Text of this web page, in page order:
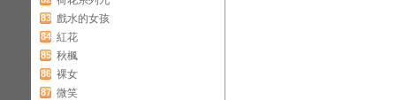
83 戲水的女孩
84 紅花
85 秋楓
86 裸女
87 微笑